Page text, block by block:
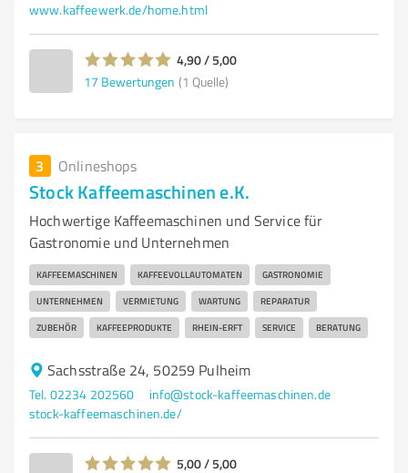
www.kaffeewerk.de/home.html
4,90 / 5,00
17 Bewertungen (1 Quelle)
3 Onlineshops
Stock Kaffeemaschinen e.K.
Hochwertige Kaffeemaschinen und Service für
Gastronomie und Unternehmen
KAFFEEMASCHINEN KAFFEEVOLLAUTOMATEN GASTRONOMIE
UNTERNEHMEN VERMIETUNG WARTUNG REPARATUR
ZUBEHÖR KAFFEEPRODUKTE RHEIN-ERFT SERVICE BERATUNG
Sachsstraße 24, 50259 Pulheim
Tel. 02234 202560
info@stock-kaffeemaschinen.de
stock-kaffeemaschinen.de/
5,00 / 5,00